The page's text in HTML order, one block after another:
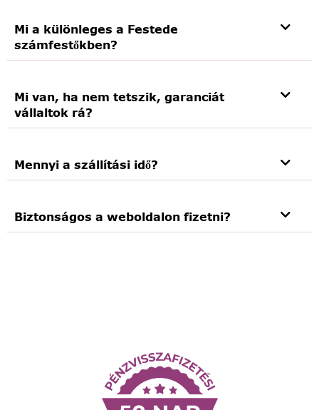
Mi a különleges a Festede
számfestőkben?
Mi van, ha nem tetszik, garanciát
vállaltok rá?
Mennyi a szállítási idő?
Biztonságos a weboldalon fizetni?